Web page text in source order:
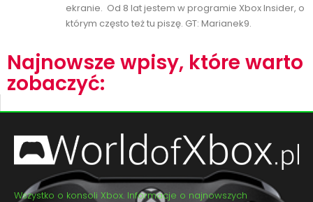
ekranie. Od 8 lat jestem w programie Xbox Insider, o
którym często też tu piszę. GT: Marianek9.
Najnowsze wpisy, które warto
zobaczyć:
Wszystko o konsoli Xbox. Informacje o najnowszych